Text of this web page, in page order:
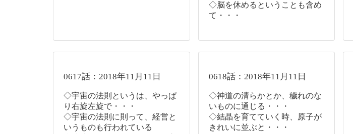
◇脳を休めるということも含め
て・・・
0617話：2018年11月11日
◇宇宙の法則というは、やっぱ
り右旋左旋で・・・
◇宇宙の法則に則って、経営と
いうものも行われている
0618話：2018年11月11日
◇神道の清らかとか、穢れのな
いものに通じる・・・
◇結晶を育てていく時、原子が
きれいに並ぶと・・・